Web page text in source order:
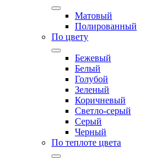
Матовый
Полированный
По цвету
Бежевый
Белый
Голубой
Зеленый
Коричневый
Светло-серый
Серый
Черный
По теплоте цвета